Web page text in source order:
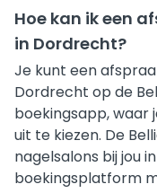
Hoe kan ik een
in Dordrecht?
Je kunt een
Dordrecht op de
boekingsapp, waar
uit te kiezen. De
nagelsalons bij jou
boekingsplatform